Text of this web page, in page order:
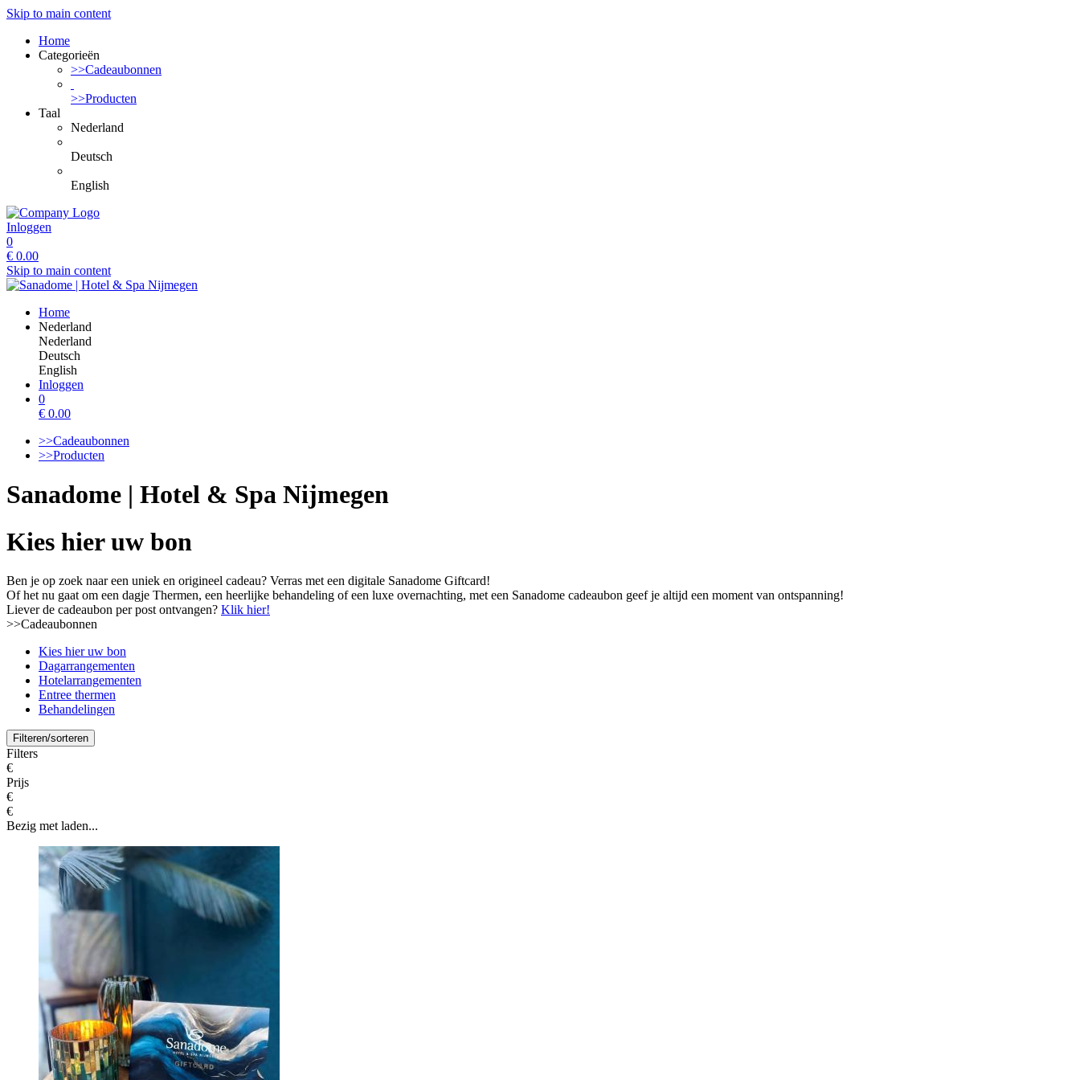
Skip to main content
Home
Categorieën
>>Cadeaubonnen
>>Producten
Taal
Nederland
Deutsch
English
Inloggen
0
€ 0.00
Skip to main content
Home
Nederland
Nederland
Deutsch
English
Inloggen
0
€ 0.00
>>Cadeaubonnen
>>Producten
Sanadome | Hotel & Spa Nijmegen
Kies hier uw bon
Ben je op zoek naar een uniek en origineel cadeau? Verras met een digitale Sanadome Giftcard!
Of het nu gaat om een dagje Thermen, een heerlijke behandeling of een luxe overnachting, met een Sanadome cadeaubon geef je altijd een moment van ontspanning!
Liever de cadeaubon per post ontvangen? Klik hier!
>>Cadeaubonnen
Kies hier uw bon
Dagarrangementen
Hotelarrangementen
Entree thermen
Behandelingen
Filteren/sorteren
Filters
€
Prijs
€
€
Bezig met laden...